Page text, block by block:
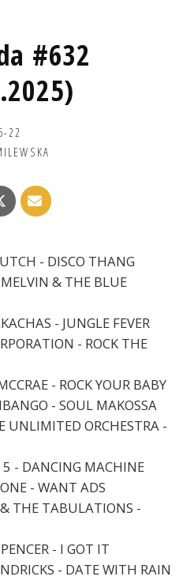
#632
22
- DISCO THANG
& THE BLUE
- JUNGLE FEVER
- ROCK THE
- ROCK YOUR BABY
- SOUL MAKOSSA
ORCHESTRA -
- DANCING MACHINE
- WANT ADS
THE TABULATIONS -
- I GOT IT
- DATE WITH RAIN